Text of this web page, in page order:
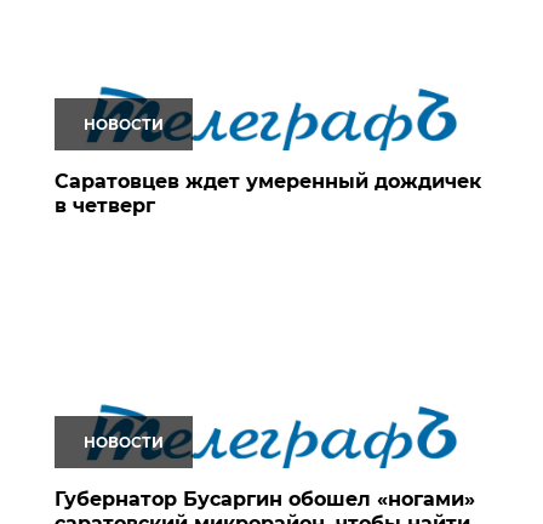
НОВОСТИ
Саратовцев ждет умеренный дождичек
в четверг
НОВОСТИ
Губернатор Бусаргин обошел «ногами»